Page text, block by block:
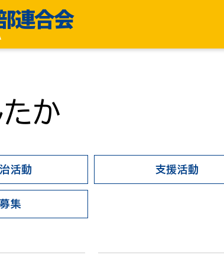
連合会
か
活動 支援活動
募集